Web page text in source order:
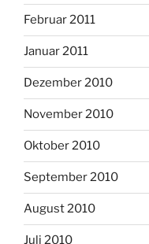
Februar 2011
Januar 2011
Dezember 2010
November 2010
Oktober 2010
September 2010
August 2010
Juli 2010